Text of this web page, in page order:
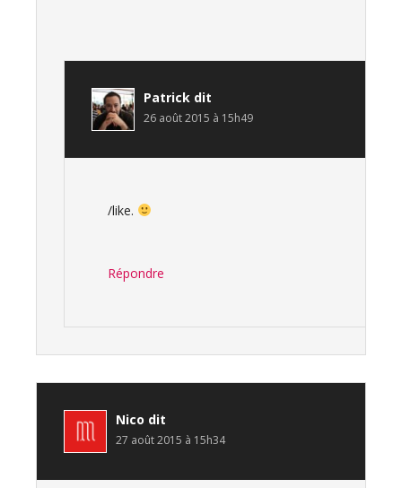
Patrick dit
26 août 2015 à 15h49
/like.
Répondre
Nico dit
27 août 2015 à 15h34